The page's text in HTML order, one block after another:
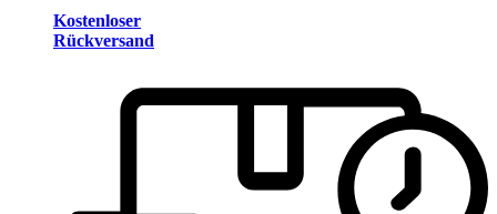
Kostenloser
Rückversand